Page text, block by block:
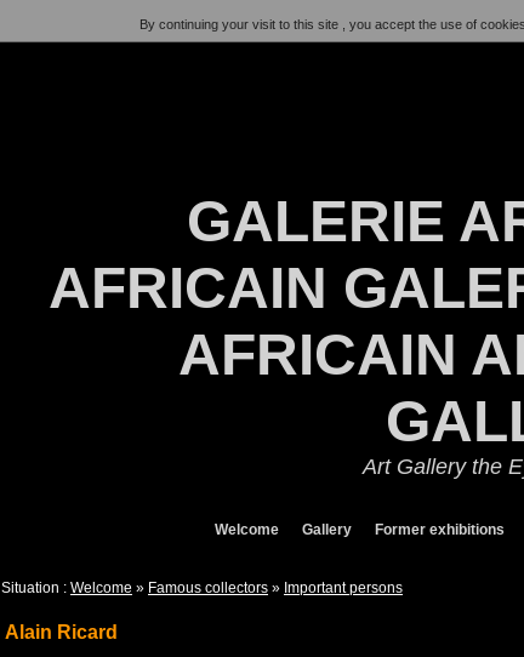
By continuing your visit to this site , you accept the use of
GALERIE
AFRICAIN
AFRICAIN
Art Gallery the
Welcome Gallery Former exhibitions
Situation : Welcome » Famous collectors » Important persons
Alain Ricard